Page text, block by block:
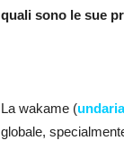
quali sono le sue
La wakame (
globale,